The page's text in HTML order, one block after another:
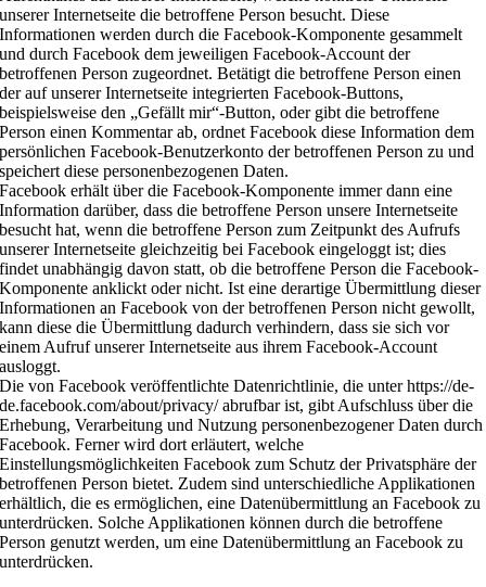
unserer Internetseite die betroffene Person besucht. Diese
Informationen werden durch die Facebook-Komponente gesammelt
und durch Facebook dem jeweiligen Facebook-Account der
betroffenen Person zugeordnet. Betätigt die betroffene Person einen
der auf unserer Internetseite integrierten Facebook-Buttons,
beispielsweise den „Gefällt mir“-Button, oder gibt die betroffene
Person einen Kommentar ab, ordnet Facebook diese Information dem
persönlichen Facebook-Benutzerkonto der betroffenen Person zu und
speichert diese personenbezogenen Daten.
Facebook erhält über die Facebook-Komponente immer dann eine
Information darüber, dass die betroffene Person unsere Internetseite
besucht hat, wenn die betroffene Person zum Zeitpunkt des Aufrufs
unserer Internetseite gleichzeitig bei Facebook eingeloggt ist; dies
findet unabhängig davon statt, ob die betroffene Person die Facebook-
Komponente anklickt oder nicht. Ist eine derartige Übermittlung dieser
Informationen an Facebook von der betroffenen Person nicht gewollt,
kann diese die Übermittlung dadurch verhindern, dass sie sich vor
einem Aufruf unserer Internetseite aus ihrem Facebook-Account
ausloggt.
Die von Facebook veröffentlichte Datenrichtlinie, die unter https://de-
de.facebook.com/about/privacy/ abrufbar ist, gibt Aufschluss über die
Erhebung, Verarbeitung und Nutzung personenbezogener Daten durch
Facebook. Ferner wird dort erläutert, welche
Einstellungsmöglichkeiten Facebook zum Schutz der Privatsphäre der
betroffenen Person bietet. Zudem sind unterschiedliche Applikationen
erhältlich, die es ermöglichen, eine Datenübermittlung an Facebook zu
unterdrücken. Solche Applikationen können durch die betroffene
Person genutzt werden, um eine Datenübermittlung an Facebook zu
unterdrücken.